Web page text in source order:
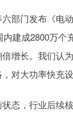
部门发布《电
建成2800万
增长。我们认
对大功率快充
态，行业后续